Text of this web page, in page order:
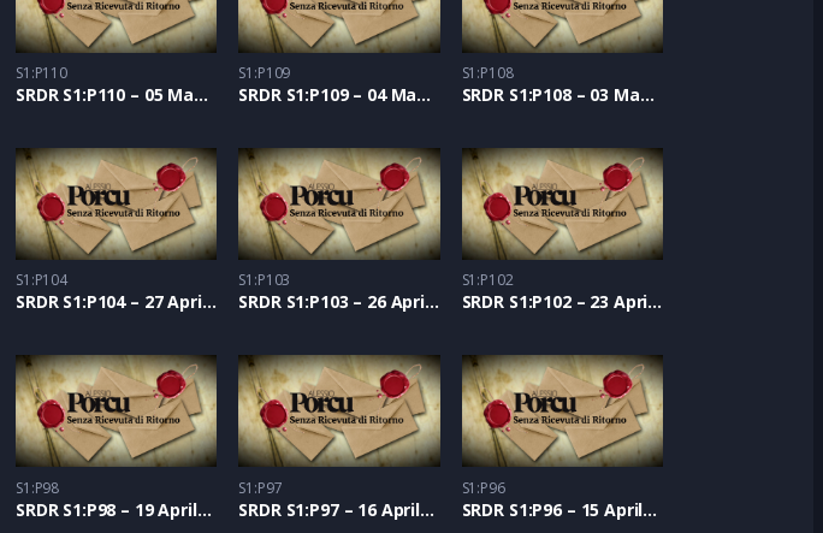
S1:P110
SRDR S1:P110 – 05 Maggio 2021
S1:P109
SRDR S1:P109 – 04 Maggio 2021
S1:P108
SRDR S1:P108 – 03 Maggio 2021
S1:P104
SRDR S1:P104 – 27 Aprile 2021
S1:P103
SRDR S1:P103 – 26 Aprile 2021
S1:P102
SRDR S1:P102 – 23 Aprile 2021
S1:P98
SRDR S1:P98 – 19 Aprile 2021
S1:P97
SRDR S1:P97 – 16 Aprile 2021
S1:P96
SRDR S1:P96 – 15 Aprile 2021